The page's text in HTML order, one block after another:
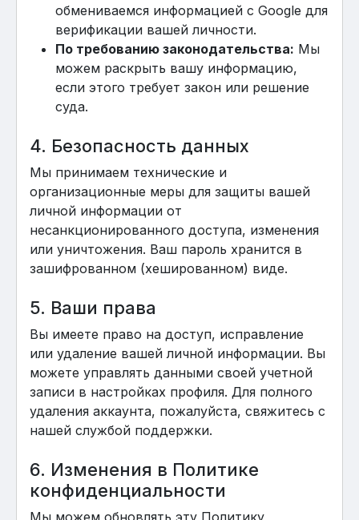
обмениваемся информацией с Google для
верификации вашей личности.
По требованию законодательства: Мы
можем раскрыть вашу информацию,
если этого требует закон или решение
суда.
4. Безопасность данных
Мы принимаем технические и
организационные меры для защиты вашей
личной информации от
несанкционированного доступа, изменения
или уничтожения. Ваш пароль хранится в
зашифрованном (хешированном) виде.
5. Ваши права
Вы имеете право на доступ, исправление
или удаление вашей личной информации. Вы
можете управлять данными своей учетной
записи в настройках профиля. Для полного
удаления аккаунта, пожалуйста, свяжитесь с
нашей службой поддержки.
6. Изменения в Политике
конфиденциальности
Мы можем обновлять эту Политику